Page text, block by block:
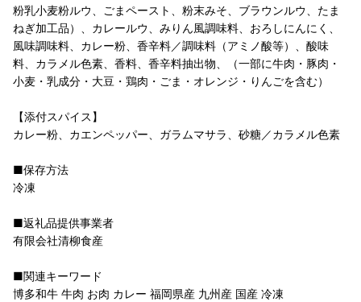
粉乳小麦粉ルウ、ごまペースト、粉末みそ、ブラウンルウ、たま
ねぎ加工品）、カレールウ、みりん風調味料、おろしにんにく、
風味調味料、カレー粉、香辛料／調味料（アミノ酸等）、酸味
料、カラメル色素、香料、香辛料抽出物、（一部に牛肉・豚肉・
小麦・乳成分・大豆・鶏肉・ごま・オレンジ・りんごを含む）
【添付スパイス】
カレー粉、カエンペッパー、ガラムマサラ、砂糖／カラメル色素
■保存方法
冷凍
■返礼品提供事業者
有限会社清柳食産
■関連キーワード
博多和牛 牛肉 お肉 カレー 福岡県産 九州産 国産 冷凍